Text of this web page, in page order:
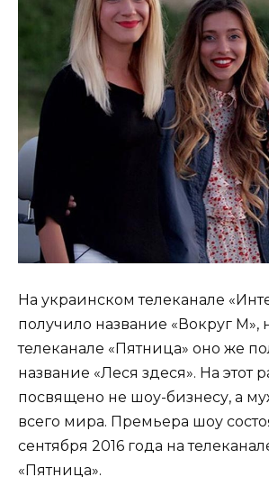
На украинском телеканале
получило название «Вокруг М»,
телеканале «Пятница» оно же
название «Леся здеся». На этот
посвящено не шоу-бизнесу, а
всего мира. Премьера шоу
сентября 2016 года на
«Пятница».